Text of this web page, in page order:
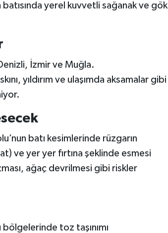
yerel kuvvetli sağanak ve gök
İzmir ve Muğla.
yıldırım ve ulaşımda aksamalar gibi
batı kesimlerinde rüzgarın
ve yer yer fırtına şeklinde esmesi
ağaç devrilmesi gibi riskler
toz taşınımı